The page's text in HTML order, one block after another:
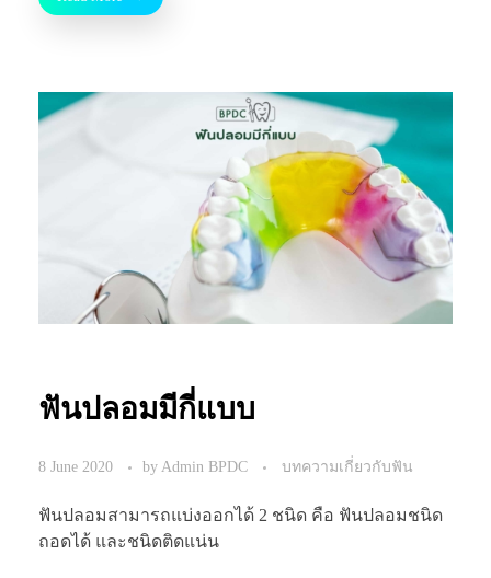
ฟันปลอมมีกี่แบบ
8 June 2020 by Admin BPDC บทความเกี่ยวกับฟัน
ฟันปลอมสามารถแบ่งออกได้ 2 ชนิด คือ ฟันปลอมชนิด
ถอดได้ และชนิดติดแน่น